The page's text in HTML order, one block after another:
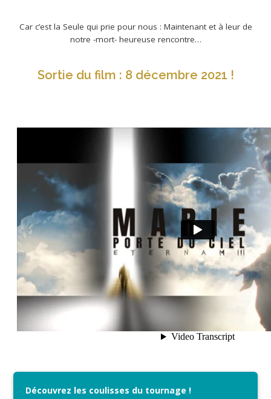
Car c’est la Seule qui prie pour nous : Maintenant et à leur de
notre -mort- heureuse rencontre…
Sortie du film : 8 décembre 2021 !
Découvrez les coulisses du tournage !